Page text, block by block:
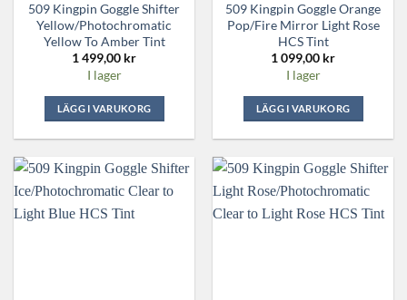
509 Kingpin Goggle Shifter
Yellow/Photochromatic
Yellow To Amber Tint
1 499,00 kr
I lager
LÄGG I VARUKORG
509 Kingpin Goggle Orange
Pop/Fire Mirror Light Rose
HCS Tint
1 099,00 kr
I lager
LÄGG I VARUKORG